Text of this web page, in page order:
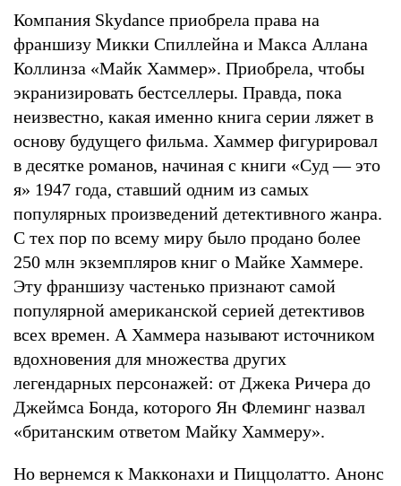
Компания Skydance приобрела права на
франшизу Микки Спиллейна и Макса Аллана
Коллинза «Майк Хаммер». Приобрела, чтобы
экранизировать бестселлеры. Правда, пока
неизвестно, какая именно книга серии ляжет в
основу будущего фильма. Хаммер фигурировал
в десятке романов, начиная с книги «Суд — это
я» 1947 года, ставший одним из самых
популярных произведений детективного жанра.
С тех пор по всему миру было продано более
250 млн экземпляров книг о Майке Хаммере.
Эту франшизу частенько признают самой
популярной американской серией детективов
всех времен. А Хаммера называют источником
вдохновения для множества других
легендарных персонажей: от Джека Ричера до
Джеймса Бонда, которого Ян Флеминг назвал
«британским ответом Майку Хаммеру».
Но вернемся к Макконахи и Пиццолатто. Анонс